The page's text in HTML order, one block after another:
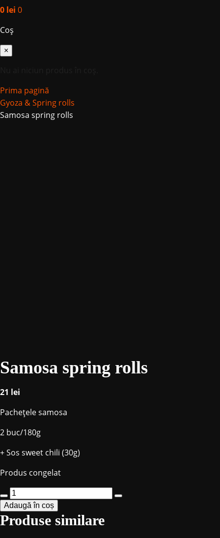
0 lei 0
Coș
×
Prima pagină
Gyoza & Spring rolls
Samosa spring rolls
Samosa spring rolls
21 lei
Pacheţele samosa
2 buc/180g
+ Sos sweet chili (30g)
Produs congelat
Cantitate
Samosa
spring
Adaugă în coș
Produse similare